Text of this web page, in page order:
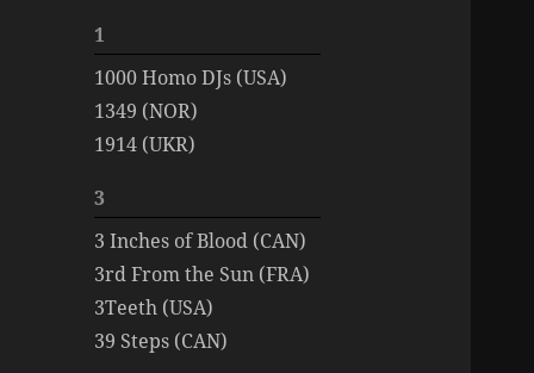
1
1000 Homo DJs (USA)
1349 (NOR)
1914 (UKR)
3
3 Inches of Blood (CAN)
3rd From the Sun (FRA)
3Teeth (USA)
39 Steps (CAN)